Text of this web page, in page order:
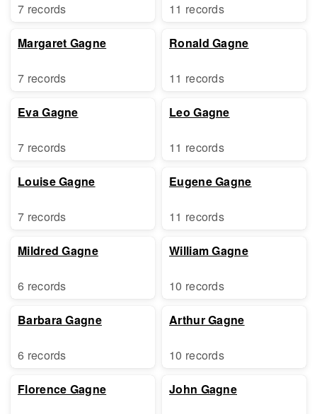
7 records
Margaret Gagne
7 records
Eva Gagne
7 records
Louise Gagne
7 records
Mildred Gagne
6 records
Barbara Gagne
6 records
Florence Gagne
11 records
Ronald Gagne
11 records
Leo Gagne
11 records
Eugene Gagne
11 records
William Gagne
10 records
Arthur Gagne
10 records
John Gagne